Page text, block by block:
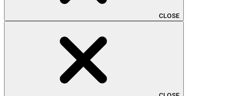
CLOSE